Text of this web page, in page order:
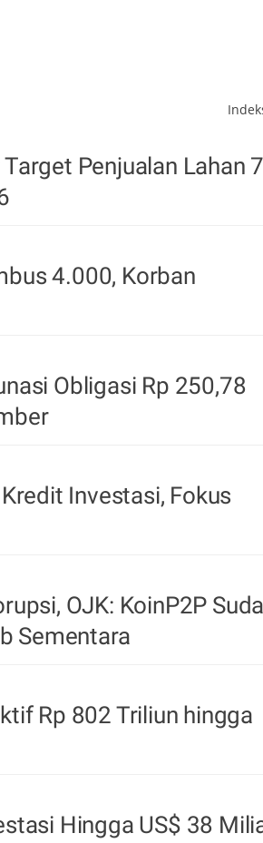
Penjualan Lahan
4.000, Korban
Obligasi Rp 250,78
Investasi, Fokus
OJK: KoinP2P
Sementara
Rp 802 Triliun hingga
Hingga US$ 38